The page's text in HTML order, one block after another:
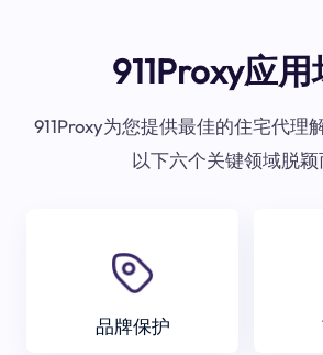
911Proxy应
911Proxy为您提供最佳的住宅代理
以下六个关键领域脱颖
品牌保护